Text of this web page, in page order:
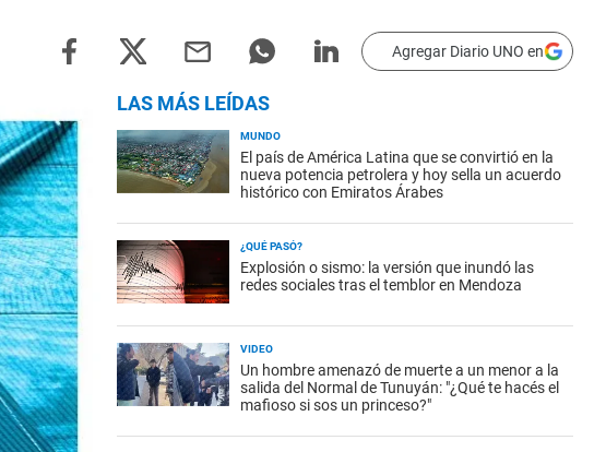
Agregar Diario UNO en
LAS MÁS LEÍDAS
MUNDO
El país de América Latina que se convirtió en la
nueva potencia petrolera y hoy sella un acuerdo
histórico con Emiratos Árabes
¿QUÉ PASÓ?
Explosión o sismo: la versión que inundó las
redes sociales tras el temblor en Mendoza
VIDEO
Un hombre amenazó de muerte a un menor a la
salida del Normal de Tunuyán: "¿Qué te hacés el
mafioso si sos un princeso?"